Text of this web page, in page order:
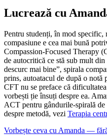
Lucrează cu
Pentru studenți, în mod specific,
compasiune e cea mai bună
Compassion-Focused Therapy
de autocritică ce stă sub mult
descurc mai bine”, spirala
prins, autoatacul de după o notă
CFT nu se preface că
vorbești ție însuți despre ea.
ACT pentru gândurile-spirală
despre metodă, vezi Terapia
Vorbește ceva cu Amanda —